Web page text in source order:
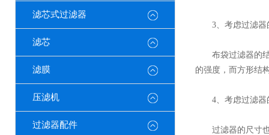
滤芯式过滤器
滤芯
滤膜
压滤机
过滤器配件
3、考虑过滤器
布袋过滤器的结
的强度，而方形结
4、考虑过滤器
过滤器的尺寸也